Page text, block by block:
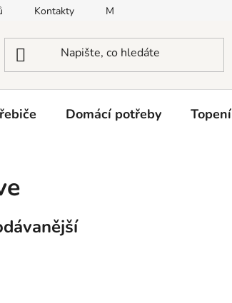
Kontakty Moje objednávka
Domácí potřeby Topení